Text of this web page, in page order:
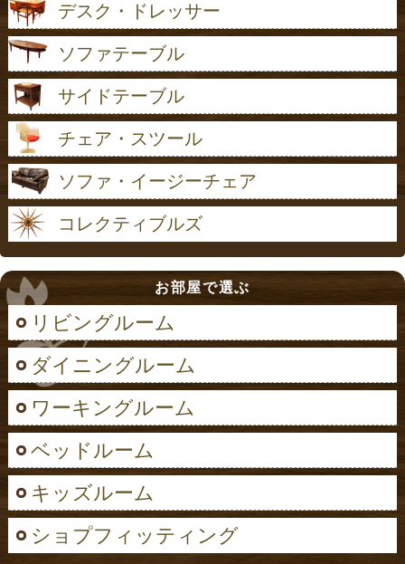
デスク・ドレッサー
ソファテーブル
サイドテーブル
チェア・スツール
ソファ・イージーチェア
コレクティブルズ
お部屋で選ぶ
リビングルーム
ダイニングルーム
ワーキングルーム
ベッドルーム
キッズルーム
ショプフィッティング